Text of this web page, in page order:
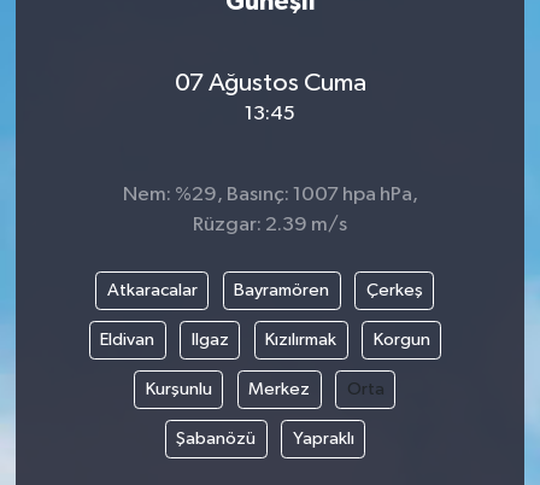
07 Ağustos Cuma
13:45
Nem: %29, Basınç: 1007 hpa hPa,
Rüzgar: 2.39 m/s
Atkaracalar Bayramören Çerkeş
Eldivan Ilgaz Kızılırmak Korgun
Kurşunlu Merkez Orta
Şabanözü Yapraklı